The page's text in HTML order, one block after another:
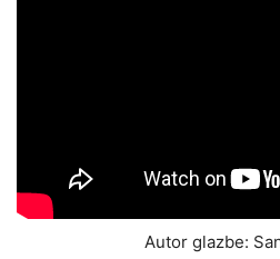
Autor glazbe: